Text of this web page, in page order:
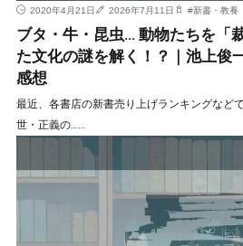
2020年4月21日 2026年7月11日 #新書・教養
ブタ・牛・昆虫… 動物たちを「
た文化の謎を解く！？｜池上俊
感想
最近、各書店の新書売り上げランキングなど
世・正義の……